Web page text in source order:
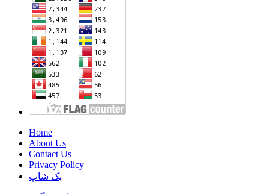
Home
About Us
Contact Us
Privacy Policy
بک شاپ